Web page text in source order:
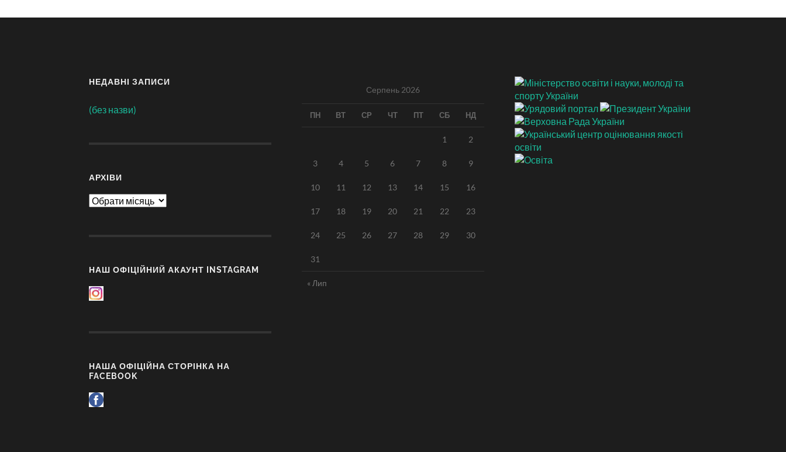
НЕДАВНІ ЗАПИСИ
(без назви)
АРХІВИ
Архіви
НАШ ОФІЦІЙНИЙ АКАУНТ INSTAGRAM
НАША ОФІЦІЙНА СТОРІНКА НА
FACEBOOK
Серпень 2026
ПН ВТ СР ЧТ ПТ СБ НД
1 2
3 4 5 6 7 8 9
10 11 12 13 14 15 16
17 18 19 20 21 22 23
24 25 26 27 28 29 30
31
« Лип